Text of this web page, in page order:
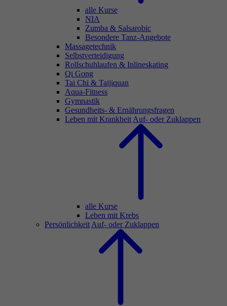
alle Kurse
NIA
Zumba & Salsarobic
Besondere Tanz-Angebote
Massagetechnik
Selbstverteidigung
Rollschuhlaufen & Inlineskating
Qi Gong
Tai Chi & Taijiquan
Aqua-Fitness
Gymnastik
Gesundheits- & Ernährungsfragen
Leben mit Krankheit Auf- oder Zuklappen
alle Kurse
Leben mit Krebs
Persönlichkeit Auf- oder Zuklappen